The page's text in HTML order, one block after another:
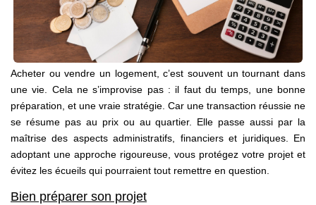
Gestion
CONTACT
Acheter ou vendre un logement, c’est souvent un tournant dans
une vie. Cela ne s’improvise pas : il faut du temps, une bonne
préparation, et une vraie stratégie. Car une transaction réussie ne
se résume pas au prix ou au quartier. Elle passe aussi par la
maîtrise des aspects administratifs, financiers et juridiques. En
adoptant une approche rigoureuse, vous protégez votre projet et
évitez les écueils qui pourraient tout remettre en question.
Bien préparer son projet